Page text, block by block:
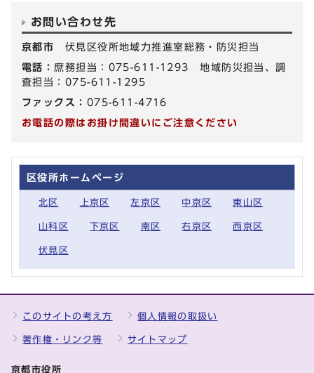
お問い合わせ先
京都市 伏見区役所地域力推進室総務・防災担当
電話： 庶務担当：075-611-1293 地域防災担当、調
査担当：075-611-1295
ファックス： 075-611-4716
お電話の際はお掛け間違いにご注意ください
区役所ホームページ
北区 上京区 左京区 中京区 東山区
山科区 下京区 南区 右京区 西京区
伏見区
このサイトの考え方 個人情報の取扱い
著作権・リンク等 サイトマップ
京都市役所